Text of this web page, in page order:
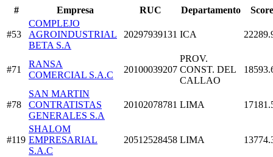
# Empresa RUC Departamento Score
#53
COMPLEJO
AGROINDUSTRIAL
BETA S.A
20297939131 ICA
#71
RANSA
COMERCIAL S.A.C
20100039207
PROV.
CONST. DEL
CALLAO
#78
SAN MARTIN
CONTRATISTAS
GENERALES S.A
20102078781 LIMA
#119
SHALOM
EMPRESARIAL
S.A.C
20512528458 LIMA